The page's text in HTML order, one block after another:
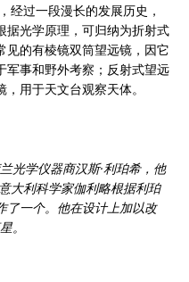
经过一段漫长的发展历史，
据光学原理，可归纳为折射式
见的有棱镜双筒望远镜，因它
军事和野外考察；反射式望远
用于天文台观察天体。
光学仪器商汉斯·利珀希，他
大利科学家伽利略根据利珀
了一个。他在设计上加以改
。